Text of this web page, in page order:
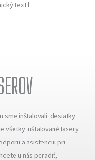
textil
sme inštalovali desiatky
všetky inštalované lasery
a asistenciu pri
u nás poradiť,